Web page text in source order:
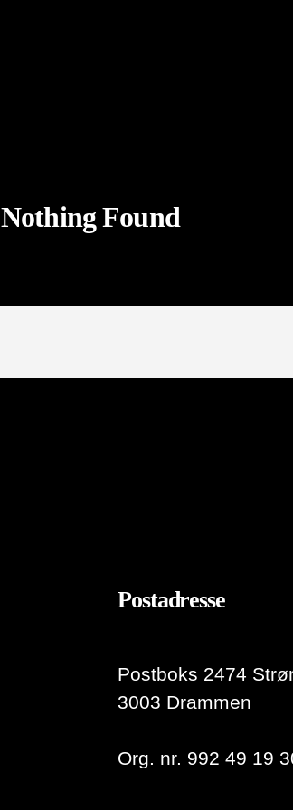
Nothing Found
Postadresse
Postboks 2474
3003 Drammen
Org. nr. 992 49 19